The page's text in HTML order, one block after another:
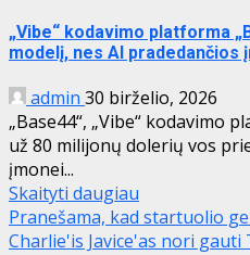
„Vibe“ kodavimo platforma
modelį, nes AI pradedančios
admin 30 birželio, 2026
„Base44“, „Vibe“ kodavimo
už 80 milijonų dolerių vos
įmonei...
Skaityti daugiau
Pranešama, kad startuolio
Charlie'is Javice'as nori